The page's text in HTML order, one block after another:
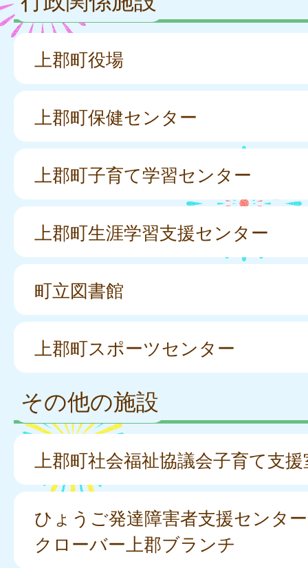
上郡町役場
上郡町保健センター
上郡町子育て学習センター
上郡町生涯学習支援センター
町立図書館
上郡町スポーツセンター
その他の施設
上郡町社会福祉協議会子育て支
ひょうご発達障害者支援センター
クローバー上郡ブランチ